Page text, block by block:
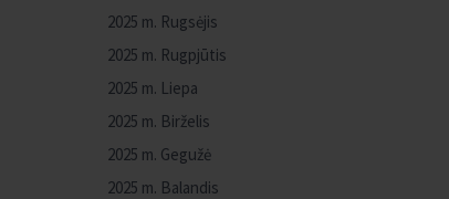
2025 m. Rugsėjis
2025 m. Rugpjūtis
2025 m. Liepa
2025 m. Birželis
2025 m. Gegužė
2025 m. Balandis